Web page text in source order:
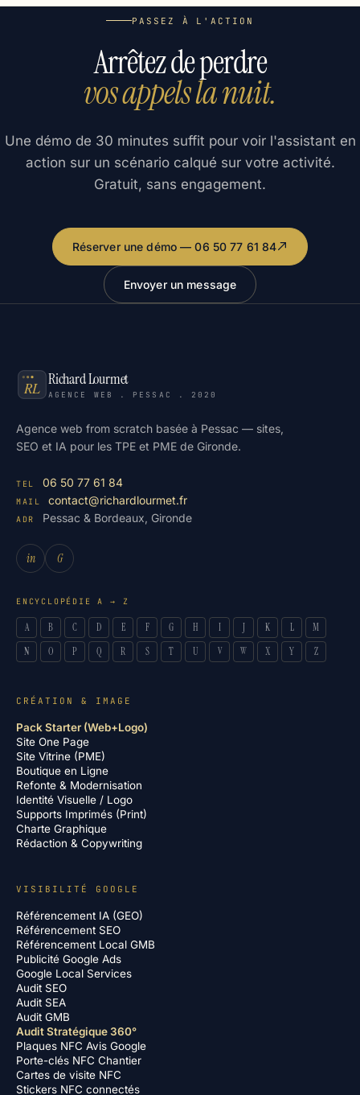
PASSEZ À L'ACTION
Arrêtez de perdre
vos appels la nuit.
Une démo de 30 minutes suffit pour voir l'assistant en
action sur un scénario calqué sur votre activité.
Gratuit, sans engagement.
Réserver une démo — 06 50 77 61 84
Envoyer un message
Richard Lourmet
AGENCE WEB . PESSAC . 2020
Agence web from scratch basée à Pessac — sites,
SEO et IA pour les TPE et PME de Gironde.
TEL 06 50 77 61 84
MAIL contact@richardlourmet.fr
ADR Pessac & Bordeaux, Gironde
in G
ENCYCLOPÉDIE A → Z
A B C D E F G H I J K L
M
N
O P Q R S T U V W X Y Z
CRÉATION & IMAGE
Pack Starter (Web+Logo)
Site One Page
Site Vitrine (PME)
Boutique en Ligne
Refonte & Modernisation
Identité Visuelle / Logo
Supports Imprimés (Print)
Charte Graphique
Rédaction & Copywriting
VISIBILITÉ GOOGLE
Référencement IA (GEO)
Référencement SEO
Référencement Local GMB
Publicité Google Ads
Google Local Services
Audit SEO
Audit SEA
Audit GMB
Audit Stratégique 360°
Plaques NFC Avis Google
Porte-clés NFC Chantier
Cartes de visite NFC
Stickers NFC connectés